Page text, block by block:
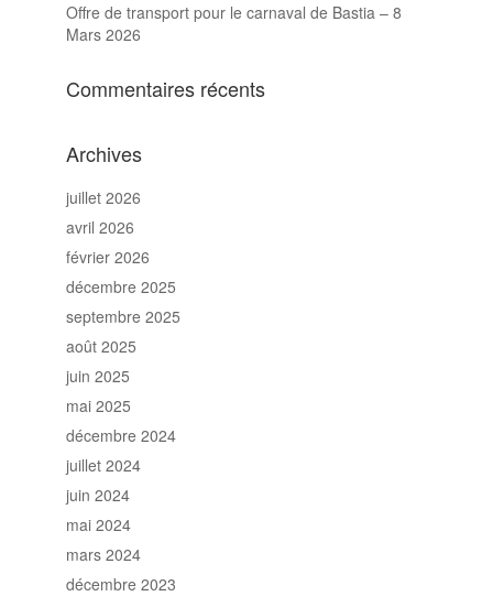
Offre de transport pour le carnaval de Bastia – 8
Mars 2026
Commentaires récents
Archives
juillet 2026
avril 2026
février 2026
décembre 2025
septembre 2025
août 2025
juin 2025
mai 2025
décembre 2024
juillet 2024
juin 2024
mai 2024
mars 2024
décembre 2023